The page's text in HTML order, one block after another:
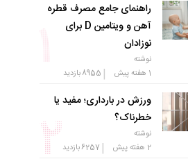
راهنمای جامع مصرف قطره
آهن و ویتامین D برای
نوزادان
نوشته
1 هفته پیش
|
8955بازدید
ورزش در بارداری؛ مفید یا
خطرناک؟
نوشته
2 هفته پیش
|
6257بازدید